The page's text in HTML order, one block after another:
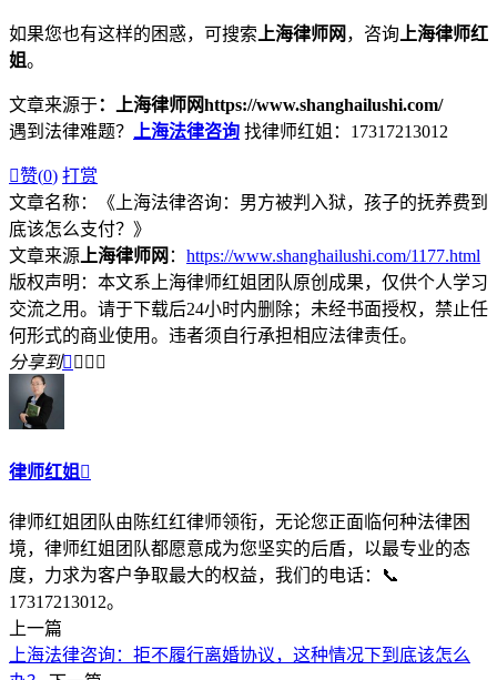
如果您也有这样的困惑，可搜索 上海律师网 ，咨询 上海律师红
姐。
文章来源于：上海律师网https://www.shanghailushi.com/
遇到法律难题？
上海法律咨询 找律师红姐：17317213012
赞(0) 打赏
文章名称：《上海法律咨询：男方被判入狱，孩子的抚养费到
底该怎么支付？》
文章来源 上海律师网 ： https://www.shanghailushi.com/1177.html
版权声明：本文系上海律师红姐团队原创成果，仅供个人学习
交流之用。请于下载后24小时内删除；未经书面授权，禁止任
何形式的商业使用。违者须自行承担相应法律责任。
分享到   
律师红姐 
律师红姐团队由陈红红律师领衔，无论您正面临何种法律困
境，律师红姐团队都愿意成为您坚实的后盾，以最专业的态
度，力求为客户争取最大的权益，我们的电话：📞
17317213012。
上一篇
上海法律咨询：拒不履行离婚协议，这种情况下到底该怎么